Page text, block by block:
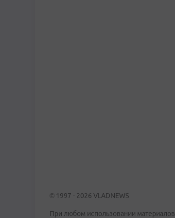
© 1997 - 2026 VLADNEWS
При любом использовании материалов